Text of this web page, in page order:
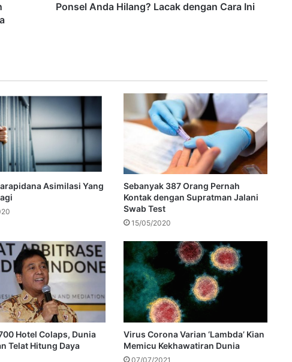
Ponsel Anda Hilang? Lacak dengan Cara Ini
Asimilasi Yang
Sebanyak 387 Orang Pernah
Kontak dengan Supratman Jalani
Swab Test
15/05/2020
Hotel Colaps, Dunia
Telat Hitung Daya
Virus Corona Varian ‘Lambda’ Kian
Memicu Kekhawatiran Dunia
07/07/2021